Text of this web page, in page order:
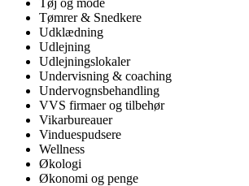
Tøj og mode
Tømrer & Snedkere
Udklædning
Udlejning
Udlejningslokaler
Undervisning & coaching
Undervognsbehandling
VVS firmaer og tilbehør
Vikarbureauer
Vinduespudsere
Wellness
Økologi
Økonomi og penge